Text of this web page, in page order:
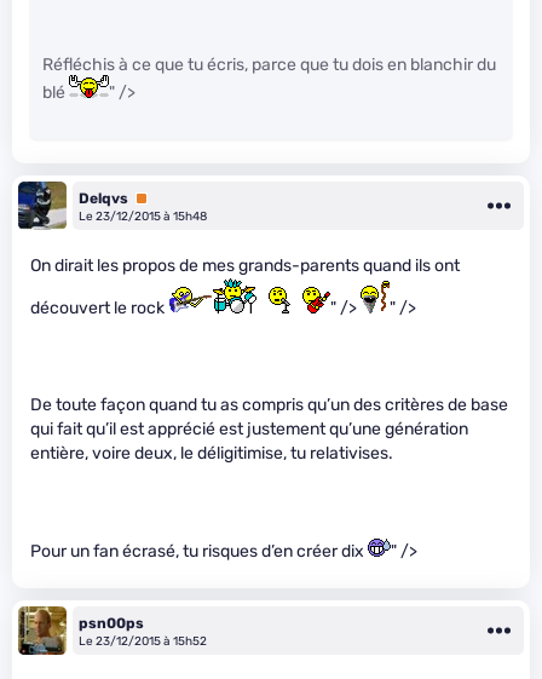
Réfléchis à ce que tu écris, parce que tu dois en blanchir du
blé
" />
Delqvs Premium
Le 23/12/2015 à 15h48
On dirait les propos de mes grands-parents quand ils ont
découvert le rock " /> " />
De toute façon quand tu as compris qu’un des critères de base
qui fait qu’il est apprécié est justement qu’une génération
entière, voire deux, le déligitimise, tu relativises.
Pour un fan écrasé, tu risques d’en créer dix " />
psn00ps
Le 23/12/2015 à 15h52